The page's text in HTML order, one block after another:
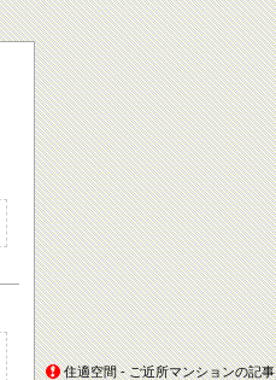
住適空間 - ご近所マンションの記事